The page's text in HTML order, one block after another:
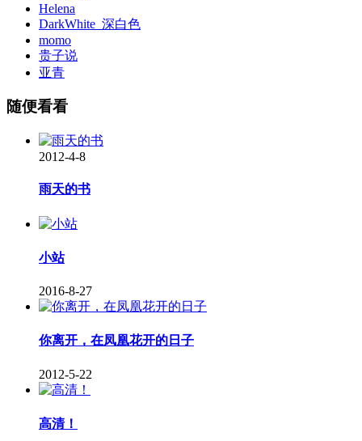
Helena
DarkWhite_深白色
momo
贵子说
亚青
随便看看
2012-4-8
雨天的书
小站
2016-8-27
你离开，在凤凰花开的日子
2012-5-22
高清！